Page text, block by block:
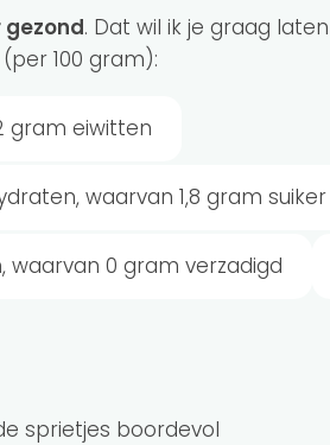
. Dat wil ik je graag
100 gram):
gram eiwitten
waarvan 1,8 gram suiker
waarvan 0 gram verzadigd
sprietjes boordevol